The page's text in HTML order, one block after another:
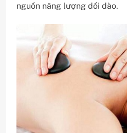
nguồn năng lượng dồi dào.